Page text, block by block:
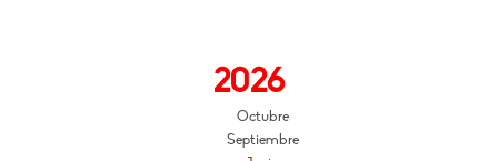
2026
Octubre
Septiembre